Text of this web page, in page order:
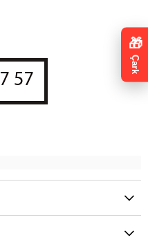
🎁
Çark